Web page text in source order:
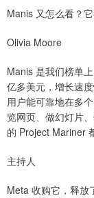
Manis 又怎么看？
Olivia Moore
Manis 是我们榜单
亿多美元，增长速
用户能可靠地在多
览网页、做幻灯片
的 Project Mariner
主持人
Meta 收购它，释放